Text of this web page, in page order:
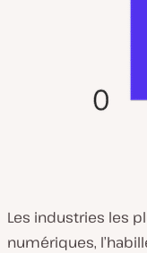
Les industries les
numériques,